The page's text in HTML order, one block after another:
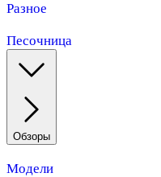
Разное
Песочница
Обзоры
Модели